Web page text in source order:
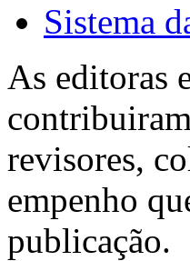
Sistema
As editoras
revisores,
empenho
publicação.